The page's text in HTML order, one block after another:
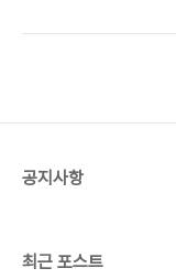
더 자세한 내용을 확인할 수 있
공지사항
최근 포스트